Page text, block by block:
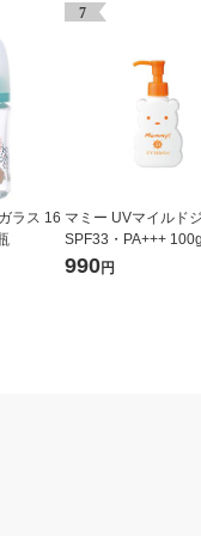
ラス 16
7
マミー UVマイルド
SPF33・PA+++
990円